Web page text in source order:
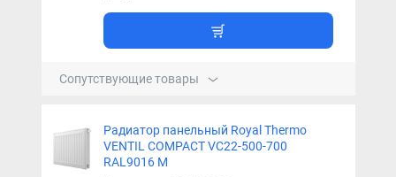
Сопутствующие товары
Радиатор панельный Royal Thermo
VENTIL COMPACT VC22-500-700
RAL9016 M